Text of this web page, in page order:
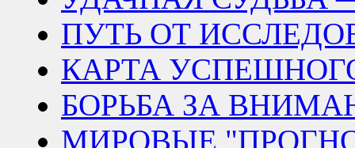
ПУТЬ ОТ
КАРТА
БОРЬБА ЗА
МИРОВЫЕ